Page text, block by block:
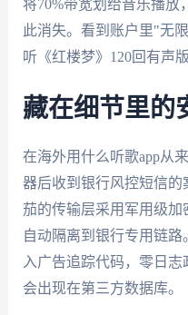
将70%带宽划给音乐播放
此消失。看到账户里"无
听《红楼梦》120回有声版
藏在细节里的
在海外用什么听歌app从
器后收到银行风控短信
茄的传输层采用军用级
自动隔离到银行专用链
入广告追踪代码，零日
会出现在第三方数据库。